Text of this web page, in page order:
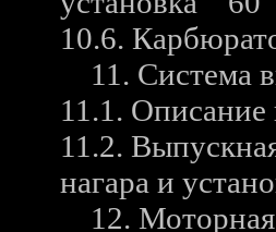
10.6.
11. Система
11.1.
11.2.
нагара и
12. Моторная